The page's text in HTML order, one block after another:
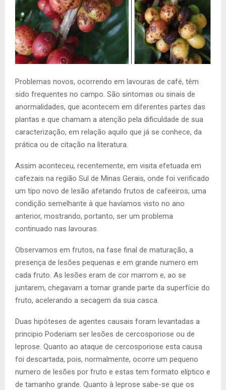
Problemas novos, ocorrendo em lavouras de café, têm
sido frequentes no campo. São sintomas ou sinais de
anormalidades, que acontecem em diferentes partes das
plantas e que chamam a atenção pela dificuldade de sua
caracterização, em relação aquilo que já se conhece, da
prática ou de citação na literatura.
Assim aconteceu, recentemente, em visita efetuada em
cafezais na região Sul de Minas Gerais, onde foi verificado
um tipo novo de lesão afetando frutos de cafeeiros, uma
condição semelhante à que havíamos visto no ano
anterior, mostrando, portanto, ser um problema
continuado nas lavouras.
Observamos em frutos, na fase final de maturação, a
presença de lesões pequenas e em grande numero em
cada fruto. As lesões eram de cor marrom e, ao se
juntarem, chegavam a tomar grande parte da superfície do
fruto, acelerando a secagem da sua casca.
Duas hipóteses de agentes causais foram levantadas a
principio Poderiam ser lesões de cercosporiose ou de
leprose. Quanto ao ataque de cercosporiose esta causa
foi descartada, pois, normalmente, ocorre um pequeno
numero de lesões por fruto e estas tem formato elíptico e
de tamanho grande. Quanto à leprose sabe-se que os